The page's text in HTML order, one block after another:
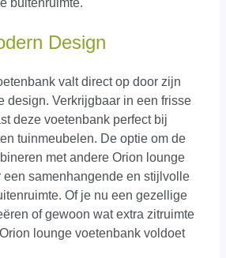
Design
valt direct op door zijn
design. Verkrijgbaar in een frisse
deze voetenbank perfect bij
tuinmeubelen. De optie om de
met andere Orion lounge
een samenhangende en stijlvolle
Of je nu een gezellige
of gewoon wat extra zitruimte
lounge voetenbank voldoet